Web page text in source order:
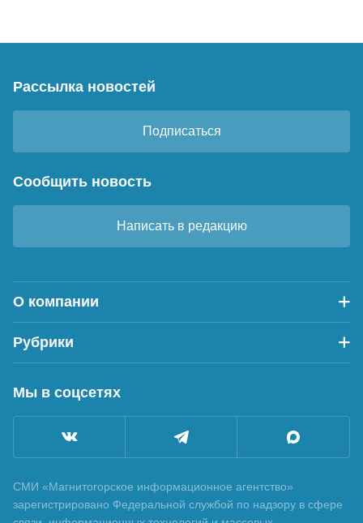
Рассылка новостей
Подписаться
Сообщить новость
Написать в редакцию
О компании
Рубрики
Мы в соцсетях
СМИ «Магнитогорское информационное агентство»
зарегистрировано Федеральной службой по надзору в сфере